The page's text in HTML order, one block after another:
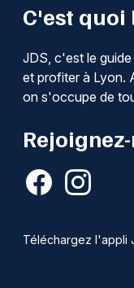
C'est quoi
JDS, c'est le
et profiter à Lyon.
on s'occupe de
Téléchargez l'appli